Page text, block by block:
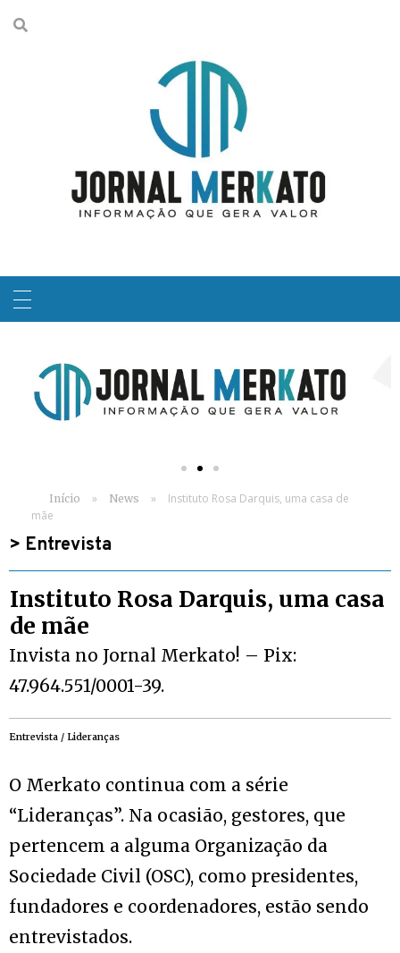
Início » News »
Instituto Rosa Darquis, uma casa de
mãe
> Entrevista
Instituto Rosa Darquis, uma casa
de mãe
Invista no Jornal Merkato! – Pix:
47.964.551/0001-39.
Entrevista / Lideranças
O Merkato continua com a série
“Lideranças”. Na ocasião, gestores, que
pertencem a alguma Organização da
Sociedade Civil (OSC), como presidentes,
fundadores e coordenadores, estão sendo
entrevistados.